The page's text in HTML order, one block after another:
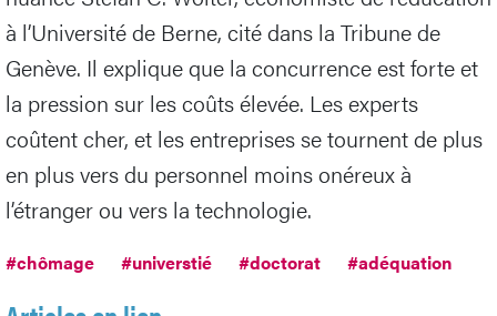
à l’Université de Berne, cité dans la Tribune de
Genève. Il explique que la concurrence est forte et
la pression sur les coûts élevée. Les experts
coûtent cher, et les entreprises se tournent de plus
en plus vers du personnel moins onéreux à
l’étranger ou vers la technologie.
#chômage #universtié #doctorat #adéquation